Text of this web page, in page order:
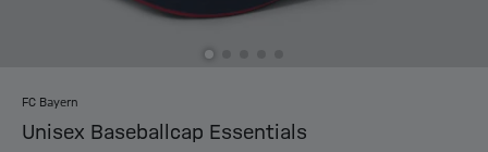
FC Bayern
Unisex Baseballcap Essentials